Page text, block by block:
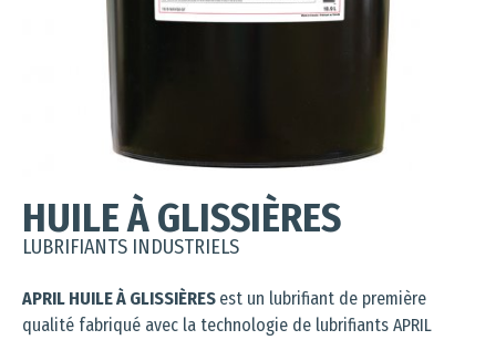
HUILE À GLISSIÈRES
LUBRIFIANTS INDUSTRIELS
APRIL HUILE À GLISSIÈRES est un lubrifiant de première
qualité fabriqué avec la technologie de lubrifiants APRIL